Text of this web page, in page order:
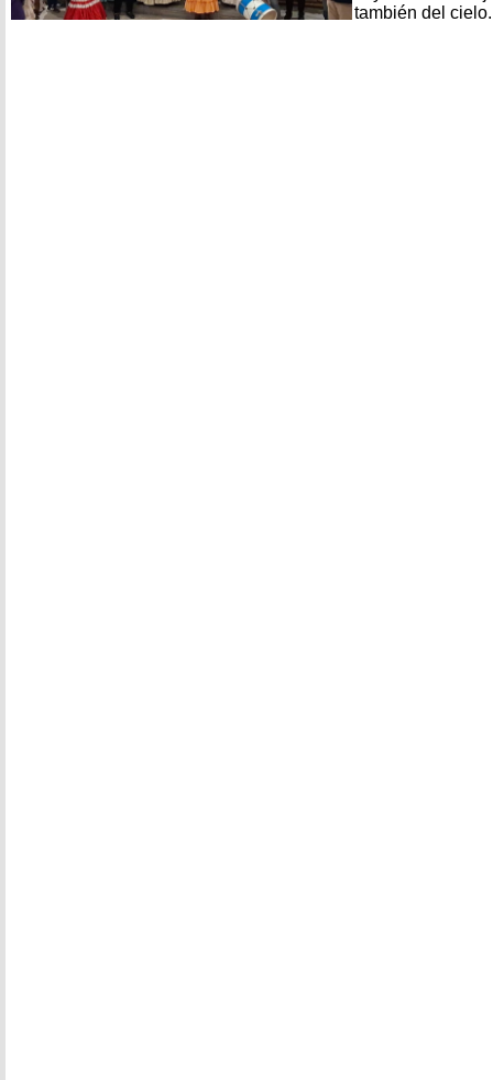
también del cielo.